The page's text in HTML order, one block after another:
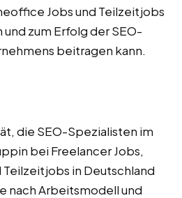
Jobs und Teilzeitjobs
zum Erfolg der SEO-
beitragen kann.
die SEO-Spezialisten im
bei Freelancer Jobs,
in Deutschland
nach Arbeitsmodell und